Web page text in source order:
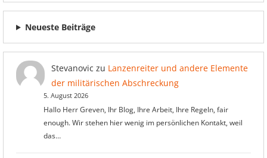
Neueste Beiträge
Stevanovic zu Lanzenreiter und andere Elemente
der militärischen Abschreckung
5. August 2026
Hallo Herr Greven, Ihr Blog, Ihre Arbeit, Ihre Regeln, fair
enough. Wir stehen hier wenig im persönlichen Kontakt, weil
das…